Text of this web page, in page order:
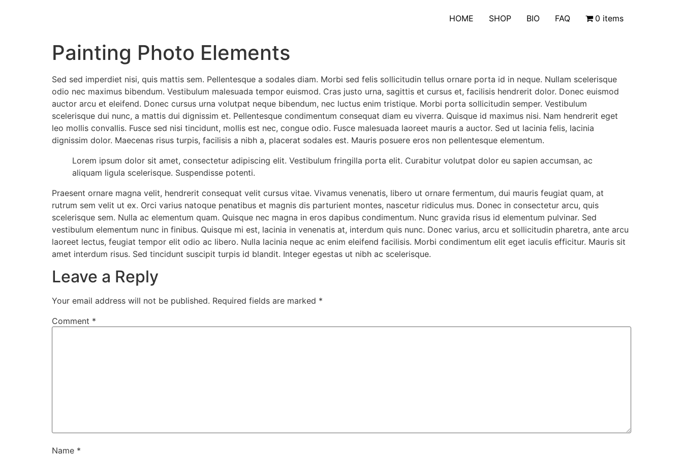
HOME SHOP BIO FAQ 0 items
Painting Photo Elements
Sed sed imperdiet nisi, quis mattis sem. Pellentesque a sodales diam. Morbi sed felis sollicitudin tellus ornare porta id in neque. Nullam scelerisque
odio nec maximus bibendum. Vestibulum malesuada tempor euismod. Cras justo urna, sagittis et cursus et, facilisis hendrerit dolor. Donec euismod
auctor arcu et eleifend. Donec cursus urna volutpat neque bibendum, nec luctus enim tristique. Morbi porta sollicitudin semper. Vestibulum
scelerisque dui nunc, a mattis dui dignissim et. Pellentesque condimentum consequat diam eu viverra. Quisque id maximus nisi. Nam hendrerit eget
leo mollis convallis. Fusce sed nisi tincidunt, mollis est nec, congue odio. Fusce malesuada laoreet mauris a auctor. Sed ut lacinia felis, lacinia
dignissim dolor. Maecenas risus turpis, facilisis a nibh a, placerat sodales est. Mauris posuere eros non pellentesque elementum.
Lorem ipsum dolor sit amet, consectetur adipiscing elit. Vestibulum fringilla porta elit. Curabitur volutpat dolor eu sapien accumsan, ac
aliquam ligula scelerisque. Suspendisse potenti.
Praesent ornare magna velit, hendrerit consequat velit cursus vitae. Vivamus venenatis, libero ut ornare fermentum, dui mauris feugiat quam, at
rutrum sem velit ut ex. Orci varius natoque penatibus et magnis dis parturient montes, nascetur ridiculus mus. Donec in consectetur arcu, quis
scelerisque sem. Nulla ac elementum quam. Quisque nec magna in eros dapibus condimentum. Nunc gravida risus id elementum pulvinar. Sed
vestibulum elementum nunc in finibus. Quisque mi est, lacinia in venenatis at, interdum quis nunc. Donec varius, arcu et sollicitudin pharetra, ante arcu
laoreet lectus, feugiat tempor elit odio ac libero. Nulla lacinia neque ac enim eleifend facilisis. Morbi condimentum elit eget iaculis efficitur. Mauris sit
amet interdum risus. Sed tincidunt suscipit turpis id blandit. Integer egestas ut nibh ac scelerisque.
Leave a Reply
Your email address will not be published. Required fields are marked *
Comment *
Name *